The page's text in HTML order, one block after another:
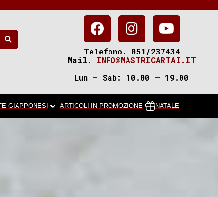
Telefono. 051/237434
Mail.
INFO@MASTRICARTAI.IT
Lun – Sab: 10.00 – 19.00
GIAPPONESI ARTICOLI IN PROMOZIONE NATALE